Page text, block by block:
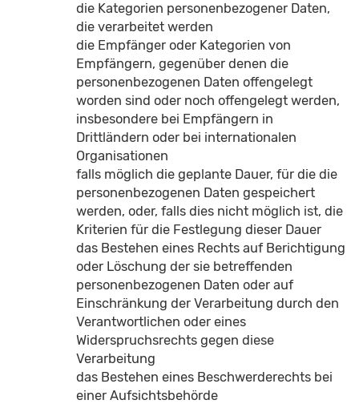
die Kategorien personenbezogener Daten,
die verarbeitet werden
die Empfänger oder Kategorien von
Empfängern, gegenüber denen die
personenbezogenen Daten offengelegt
worden sind oder noch offengelegt werden,
insbesondere bei Empfängern in
Drittländern oder bei internationalen
Organisationen
falls möglich die geplante Dauer, für die die
personenbezogenen Daten gespeichert
werden, oder, falls dies nicht möglich ist, die
Kriterien für die Festlegung dieser Dauer
das Bestehen eines Rechts auf Berichtigung
oder Löschung der sie betreffenden
personenbezogenen Daten oder auf
Einschränkung der Verarbeitung durch den
Verantwortlichen oder eines
Widerspruchsrechts gegen diese
Verarbeitung
das Bestehen eines Beschwerderechts bei
einer Aufsichtsbehörde